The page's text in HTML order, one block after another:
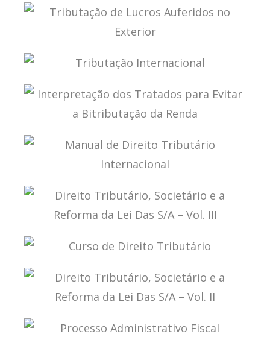
TROCA INTERNACIONAL DE INFORMAÇÕES PARA
FINS FISCAIS
TRIBUTAÇÃO DE LUCROS AUFERIDOS NO
TRIBUTAÇÃO INTERNACIONAL
INTERPRETAÇÃO DOS TRATADOS PARA EVITAR A
BITRIBUTAÇÃO DA RENDA
MANUAL DE DIREITO TRIBUTÁRIO
INTERNACIONAL
DIREITO TRIBUTÁRIO, SOCIETÁRIO E A REFORMA
DA LEI DAS S/A – VOL. III
CURSO DE DIREITO TRIBUTÁRIO
DIREITO TRIBUTÁRIO, SOCIETÁRIO E A REFORMA
DA LEI DAS S/A – VOL. II